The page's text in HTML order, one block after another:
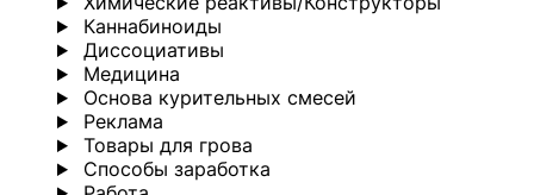
Каннабиноиды
Диссоциативы
Медицина
Основа курительных смесей
Реклама
Товары для грова
Способы заработка